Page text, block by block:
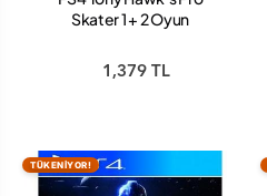
Skater 1 + 2 Oyun
1,379 TL
TÜKENİYOR!